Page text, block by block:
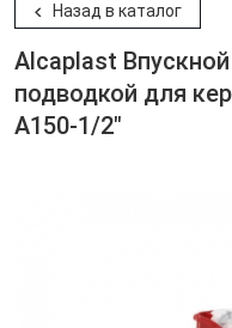
Назад в каталог
Alcaplast
подводкой для
A150-1/2"